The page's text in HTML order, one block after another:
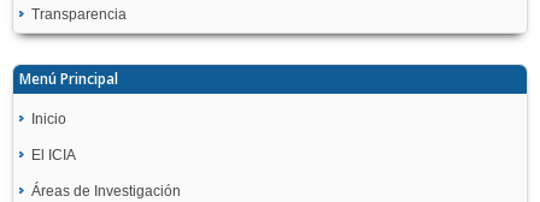
Transparencia
Menú Principal
Inicio
El ICIA
Áreas de Investigación